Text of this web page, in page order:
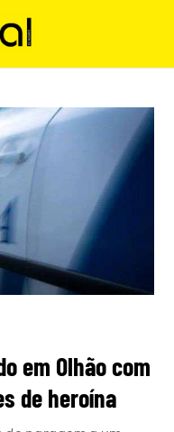
em Olhão com
de heroína